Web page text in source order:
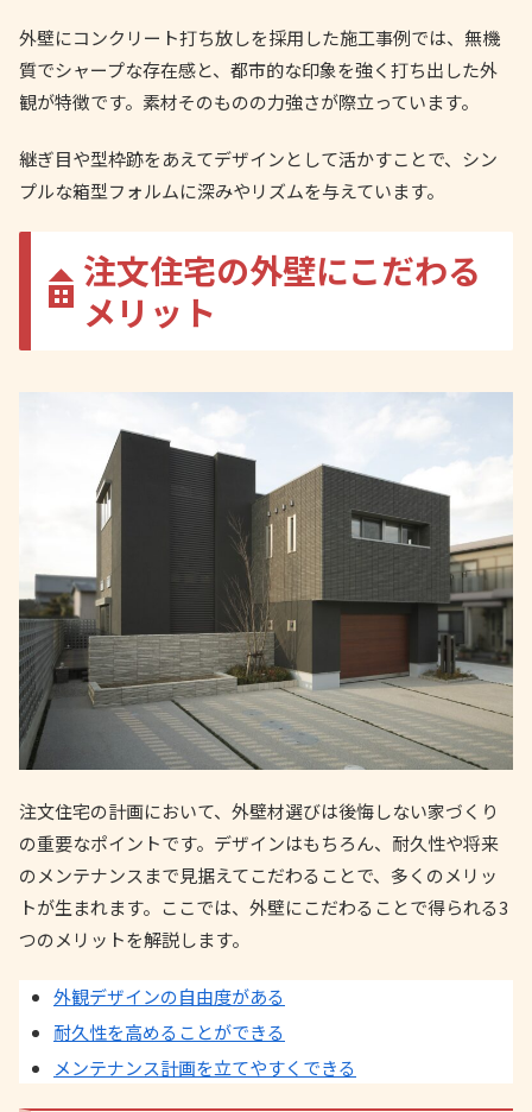
外壁にコンクリート打ち放しを採用した施工事例では、無機
質でシャープな存在感と、都市的な印象を強く打ち出した外
観が特徴です。素材そのものの力強さが際立っています。
継ぎ目や型枠跡をあえてデザインとして活かすことで、シン
プルな箱型フォルムに深みやリズムを与えています。
注文住宅の外壁にこだわる
メリット
注文住宅の計画において、外壁材選びは後悔しない家づくり
の重要なポイントです。デザインはもちろん、耐久性や将来
のメンテナンスまで見据えてこだわることで、多くのメリッ
トが生まれます。ここでは、外壁にこだわることで得られる3
つのメリットを解説します。
外観デザインの自由度がある
耐久性を高めることができる
メンテナンス計画を立てやすくできる